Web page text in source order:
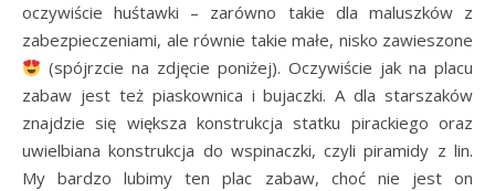
oczywiście huśtawki – zarówno takie dla maluszków z
zabezpieczeniami, ale równie takie małe, nisko zawieszone
(spójrzcie na zdjęcie poniżej). Oczywiście jak na placu
zabaw jest też piaskownica i bujaczki. A dla starszaków
znajdzie się większa konstrukcja statku pirackiego oraz
uwielbiana konstrukcja do wspinaczki, czyli piramidy z lin.
My bardzo lubimy ten plac zabaw, choć nie jest on